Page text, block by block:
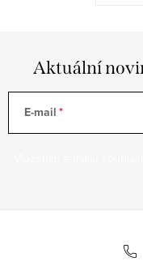
Aktuální
E-mail